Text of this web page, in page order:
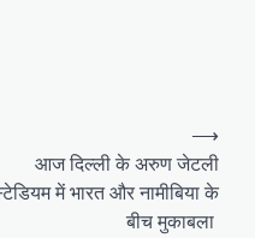
आज दिल्ली के अरुण जेटली
में भारत और नामीबिया के
बीच मुकाबला
⟶